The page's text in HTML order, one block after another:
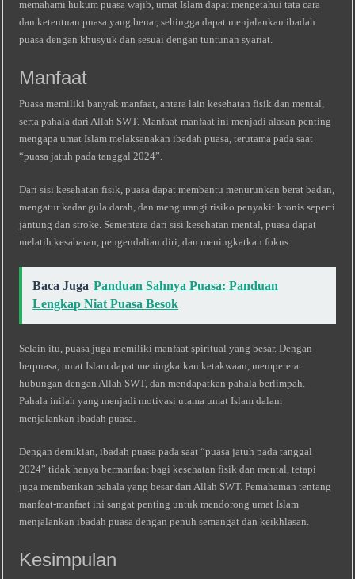
memahami hukum puasa wajib, umat Islam dapat mengetahui tata cara
dan ketentuan puasa yang benar, sehingga dapat menjalankan ibadah
puasa dengan khusyuk dan sesuai dengan tuntunan syariat.
Manfaat
Puasa memiliki banyak manfaat, antara lain kesehatan fisik dan mental,
serta pahala dari Allah SWT. Manfaat-manfaat ini menjadi alasan penting
mengapa umat Islam melaksanakan ibadah puasa, terutama pada saat
“puasa jatuh pada tanggal 2024”.
Dari sisi kesehatan fisik, puasa dapat membantu menurunkan berat badan,
mengatur kadar gula darah, dan mengurangi risiko penyakit kronis seperti
jantung dan stroke. Sementara dari sisi kesehatan mental, puasa dapat
melatih kesabaran, pengendalian diri, dan meningkatkan fokus.
Baca Juga Panduan Sahnya Puasa: Panduan
Lengkap Niat Puasa Besok
Selain itu, puasa juga memiliki manfaat spiritual yang besar. Dengan
berpuasa, umat Islam dapat meningkatkan ketakwaan, mempererat
hubungan dengan Allah SWT, dan mendapatkan pahala berlimpah.
Pahala inilah yang menjadi motivasi utama umat Islam dalam
menjalankan ibadah puasa.
Dengan demikian, ibadah puasa pada saat “puasa jatuh pada tanggal
2024” tidak hanya bermanfaat bagi kesehatan fisik dan mental, tetapi
juga memberikan pahala yang besar dari Allah SWT. Pemahaman tentang
manfaat-manfaat ini sangat penting untuk mendorong umat Islam
menjalankan ibadah puasa dengan penuh semangat dan keikhlasan.
Kesimpulan